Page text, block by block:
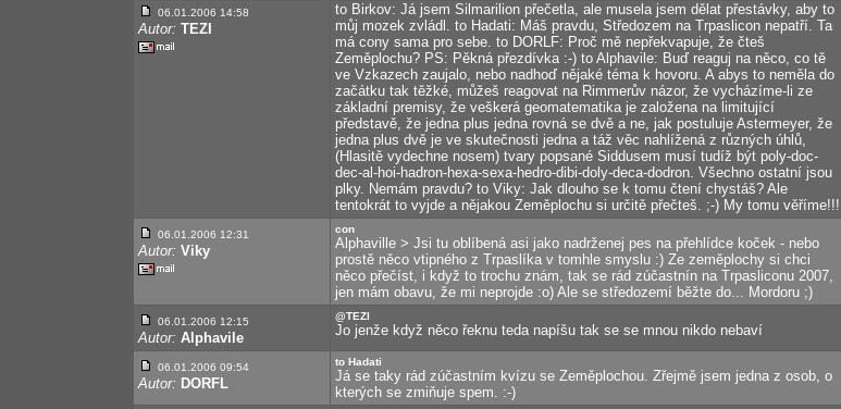
06.01.2006 14:58
Autor: TEZI
to Birkov: Já jsem Silmarilion přečetla, ale musela jsem dělat přestávky, aby to
můj mozek zvládl. to Hadati: Máš pravdu, Středozem na Trpaslicon nepatří. Ta
má cony sama pro sebe. to DORLF: Proč mě nepřekvapuje, že čteš
Zeměplochu? PS: Pěkná přezdívka :-) to Alphavile: Buď reaguj na něco, co tě
ve Vzkazech zaujalo, nebo nadhoď nějaké téma k hovoru. A abys to neměla do
začátku tak těžké, můžeš reagovat na Rimmerův názor, že vycházíme-li ze
základní premisy, že veškerá geomatematika je založena na limitující
představě, že jedna plus jedna rovná se dvě a ne, jak postuluje Astermeyer, že
jedna plus dvě je ve skutečnosti jedna a táž věc nahlížená z různých úhlů,
(Hlasitě vydechne nosem) tvary popsané Siddusem musí tudíž být poly-doc-
dec-al-hoi-hadron-hexa-sexa-hedro-dibi-doly-deca-dodron. Všechno ostatní jsou
plky. Nemám pravdu? to Viky: Jak dlouho se k tomu čtení chystáš? Ale
tentokrát to vyjde a nějakou Zeměplochu si určitě přečteš. ;-) My tomu věříme!!!
06.01.2006 12:31
Autor: Viky
con
Alphaville > Jsi tu oblíbená asi jako nadrženej pes na přehlídce koček - nebo
prostě něco vtipného z Trpaslíka v tomhle smyslu :) Ze zeměplochy si chci
něco přečíst, i když to trochu znám, tak se rád zúčastnín na Trpasliconu 2007,
jen mám obavu, že mi neprojde :o) Ale se středozemí běžte do... Mordoru ;)
06.01.2006 12:15
Autor: Alphavile
@TEZI
Jo jenže když něco řeknu teda napíšu tak se se mnou nikdo nebaví
06.01.2006 09:54
Autor: DORFL
to Hadati
Já se taky rád zúčastním kvízu se Zeměplochou. Zřejmě jsem jedna z osob, o
kterých se zmiňuje spem. :-)